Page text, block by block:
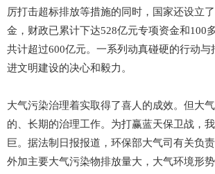
厉打击超标排放等措施的同时，国家还设立
金，财政已累计下达528亿元专项资金和100
共计超过600亿元。一系列动真碰硬的行动与
进文明建设的决心和毅力。
大气污染治理着实取得了喜人的成效。但大
的、长期的治理工作。为打赢蓝天保卫战，
巨。据法制日报报道，环保部大气司有关负
外加主要大气污染物排放量大，大气环境形